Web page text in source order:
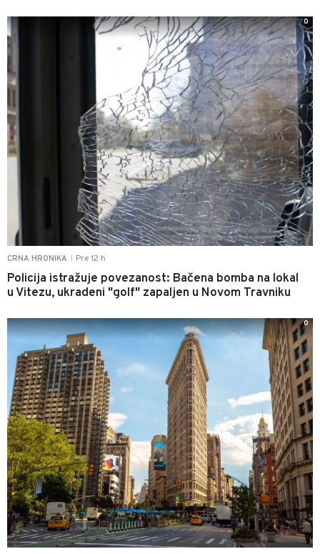
CRNA HRONIKA Pre 12 h
Policija istražuje povezanost: Bačena bomba na lokal
u Vitezu, ukradeni "golf" zapaljen u Novom Travniku
0
0